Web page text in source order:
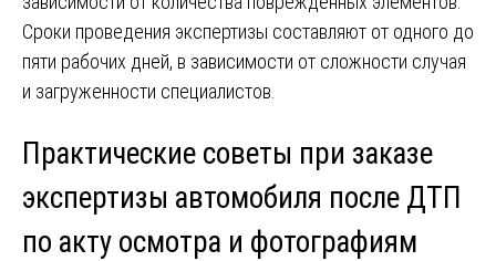
Сроки проведения экспертизы составляют от одного до
пяти рабочих дней, в зависимости от сложности случая
и загруженности специалистов.
Практические советы при заказе
экспертизы автомобиля после ДТП
по акту осмотра и фотографиям